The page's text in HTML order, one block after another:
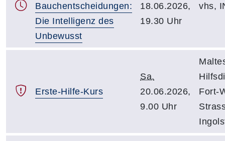
Bauchentscheidungen:
Die Intelligenz des
Unbewusst
18.06.2026,
19.30 Uhr
vhs,
Erste-Hilfe-Kurs
Sa.
20.06.2026,
9.00 Uhr
Fort-